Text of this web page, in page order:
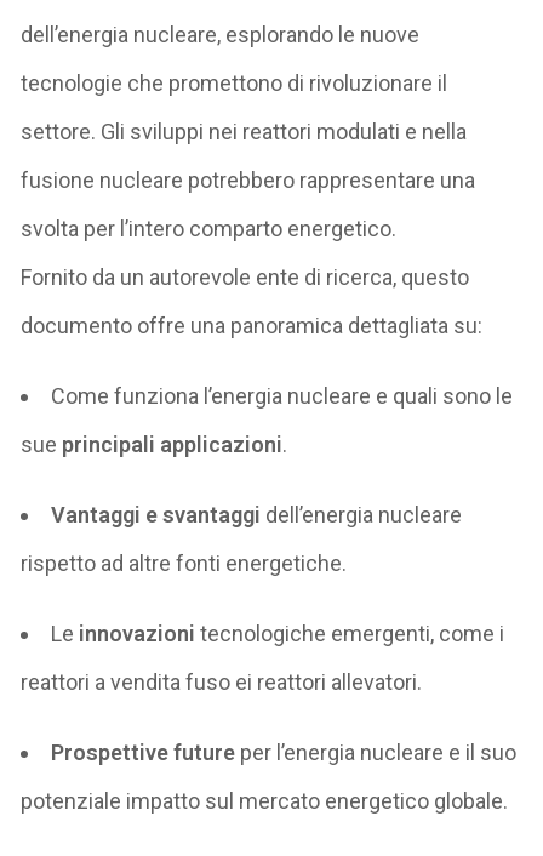
dell’energia nucleare, esplorando le nuove
tecnologie che promettono di rivoluzionare il
settore. Gli sviluppi nei reattori modulati e nella
fusione nucleare potrebbero rappresentare una
svolta per l’intero comparto energetico.
Fornito da un autorevole ente di ricerca, questo
documento offre una panoramica dettagliata su:
Come funziona l’energia nucleare e quali sono le
sue principali applicazioni.
Vantaggi e svantaggi dell’energia nucleare
rispetto ad altre fonti energetiche.
Le innovazionitecnologiche emergenti, come i
reattori a vendita fuso ei reattori allevatori.
Prospettive future per l’energia nucleare e il suo
potenziale impatto sul mercato energetico globale.